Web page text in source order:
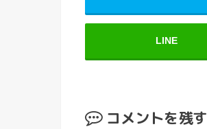
LINE
コメントを残す